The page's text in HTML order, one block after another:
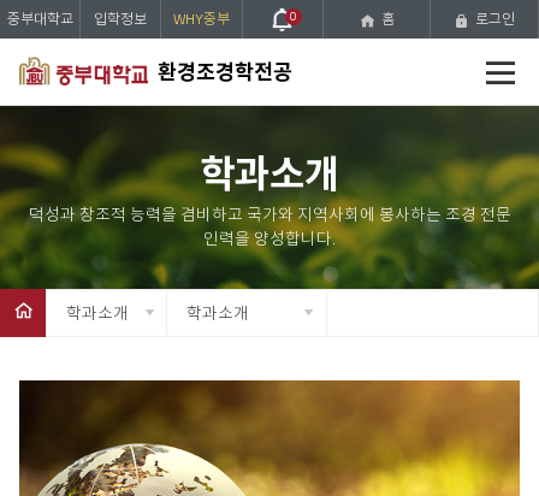
환경조경학전공
메
중부대학교 입학정보 WHY중부 0 홈 로그인
학과소개
학과소개 학과소개